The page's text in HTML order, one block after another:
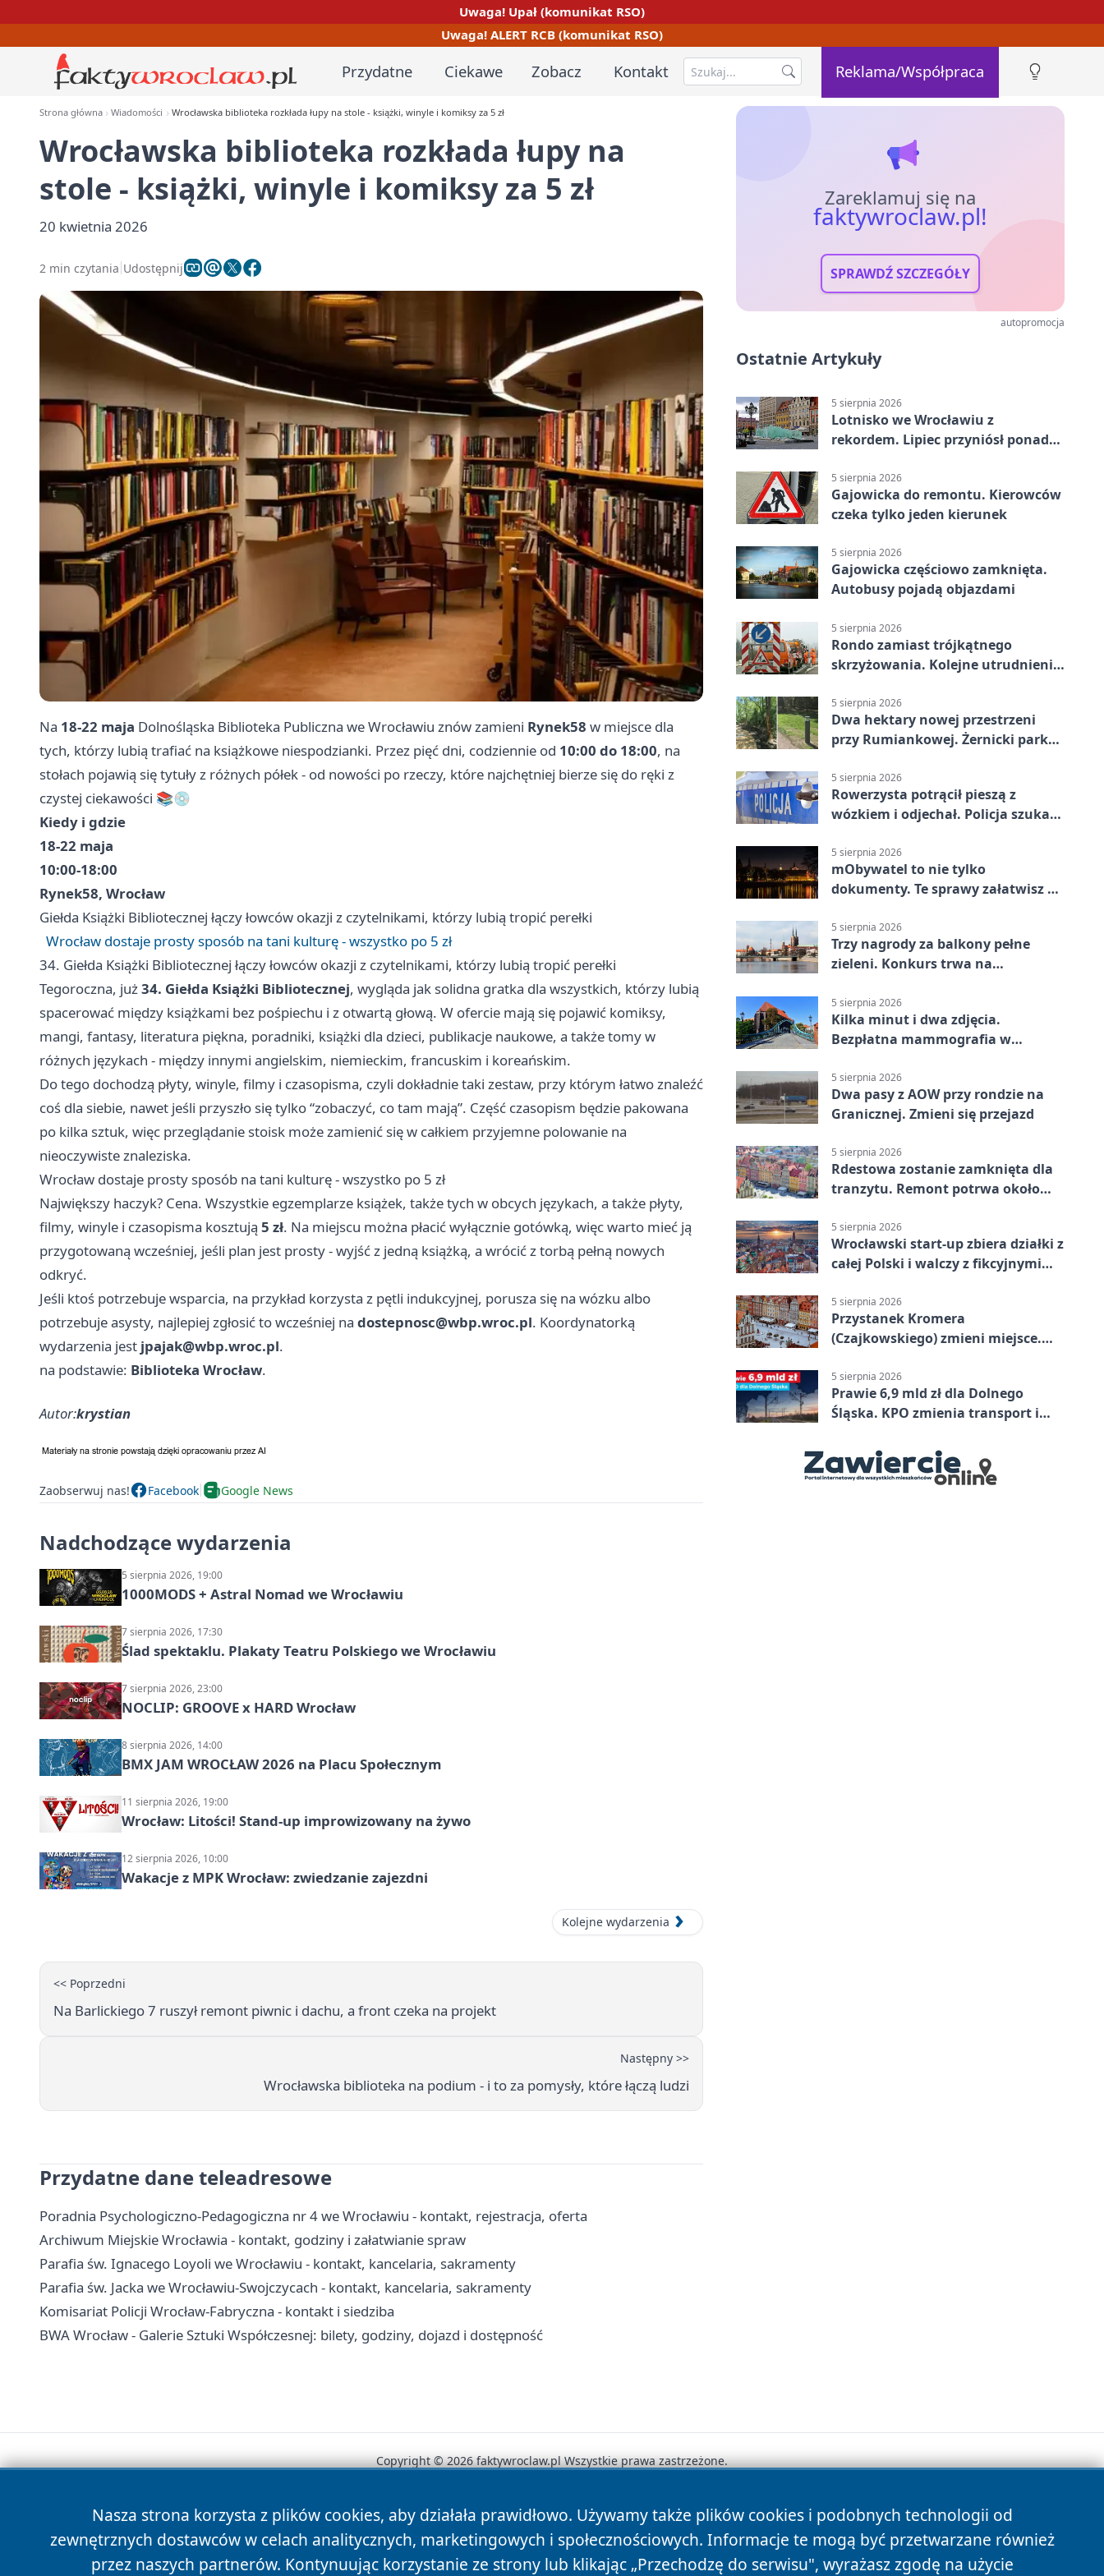
Uwaga! Upał (komunikat RSO)
Uwaga! ALERT RCB (komunikat RSO)
Przydatne Ciekawe Zobacz Kontakt Reklama/Współpraca
Strona główna Wiadomości Wrocławska biblioteka rozkłada łupy na stole - książki, winyle i komiksy za 5 zł
Wrocławska biblioteka rozkłada łupy na
stole - książki, winyle i komiksy za 5 zł
20 kwietnia 2026
2 min czytania Udostępnij
Na 18-22 maja Dolnośląska Biblioteka Publiczna we Wrocławiu znów zamieni Rynek58 w miejsce dla
tych, którzy lubią trafiać na książkowe niespodzianki. Przez pięć dni, codziennie od 10:00 do 18:00, na
stołach pojawią się tytuły z różnych półek - od nowości po rzeczy, które najchętniej bierze się do ręki z
czystej ciekawości 📚💿
Kiedy i gdzie
18-22 maja
10:00-18:00
Rynek58, Wrocław
Giełda Książki Bibliotecznej łączy łowców okazji z czytelnikami, którzy lubią tropić perełki
Wrocław dostaje prosty sposób na tani kulturę - wszystko po 5 zł
34. Giełda Książki Bibliotecznej łączy łowców okazji z czytelnikami, którzy lubią tropić perełki
Tegoroczna, już34. Giełda Książki Bibliotecznej, wygląda jak solidna gratka dla wszystkich, którzy lubią
spacerować między książkami bez pośpiechu i z otwartą głową. W ofercie mają się pojawić komiksy,
mangi, fantasy, literatura piękna, poradniki, książki dla dzieci, publikacje naukowe, a także tomy w
różnych językach - między innymi angielskim, niemieckim, francuskim i koreańskim.
Do tego dochodzą płyty, winyle, filmy i czasopisma, czyli dokładnie taki zestaw, przy którym łatwo znaleźć
coś dla siebie, nawet jeśli przyszło się tylko “zobaczyć, co tam mają”. Część czasopism będzie pakowana
po kilka sztuk, więc przeglądanie stoisk może zamienić się w całkiem przyjemne polowanie na
nieoczywiste znaleziska.
Wrocław dostaje prosty sposób na tani kulturę - wszystko po 5 zł
Największy haczyk? Cena. Wszystkie egzemplarze książek, także tych w obcych językach, a także płyty,
filmy, winyle i czasopisma kosztują 5 zł. Na miejscu można płacić wyłącznie gotówką, więc warto mieć ją
przygotowaną wcześniej, jeśli plan jest prosty - wyjść z jedną książką, a wrócić z torbą pełną nowych
odkryć.
Jeśli ktoś potrzebuje wsparcia, na przykład korzysta z pętli indukcyjnej, porusza się na wózku albo
potrzebuje asysty, najlepiej zgłosić to wcześniej na dostepnosc@wbp.wroc.pl. Koordynatorką
wydarzenia jest jpajak@wbp.wroc.pl.
na podstawie: Biblioteka Wrocław.
Autor:krystian
Zaobserwuj nas! Facebook Google News
Nadchodzące wydarzenia
5 sierpnia 2026, 19:00
1000MODS + Astral Nomad we Wrocławiu
7 sierpnia 2026, 17:30
Ślad spektaklu. Plakaty Teatru Polskiego we Wrocławiu
7 sierpnia 2026, 23:00
NOCLIP: GROOVE x HARD Wrocław
8 sierpnia 2026, 14:00
BMX JAM WROCŁAW 2026 na Placu Społecznym
11 sierpnia 2026, 19:00
Wrocław: Litości! Stand-up improwizowany na żywo
12 sierpnia 2026, 10:00
Wakacje z MPK Wrocław: zwiedzanie zajezdni
Kolejne wydarzenia
<< Poprzedni
Na Barlickiego 7 ruszył remont piwnic i dachu, a front czeka na projekt
Następny >>
Wrocławska biblioteka na podium - i to za pomysły, które łączą ludzi
Przydatne dane teleadresowe
Poradnia Psychologiczno-Pedagogiczna nr 4 we Wrocławiu - kontakt, rejestracja, oferta
Archiwum Miejskie Wrocławia - kontakt, godziny i załatwianie spraw
Parafia św. Ignacego Loyoli we Wrocławiu - kontakt, kancelaria, sakramenty
Parafia św. Jacka we Wrocławiu-Swojczycach - kontakt, kancelaria, sakramenty
Komisariat Policji Wrocław-Fabryczna - kontakt i siedziba
BWA Wrocław - Galerie Sztuki Współczesnej: bilety, godziny, dojazd i dostępność
Zareklamuj się na
faktywroclaw.pl!
SPRAWDŹ SZCZEGÓŁY
autopromocja
Ostatnie Artykuły
5 sierpnia 2026
Lotnisko we Wrocławiu z
rekordem. Lipiec przyniósł ponad
5 sierpnia 2026
Gajowicka do remontu. Kierowców
czeka tylko jeden kierunek
5 sierpnia 2026
Gajowicka częściowo zamknięta.
Autobusy pojadą objazdami
5 sierpnia 2026
Rondo zamiast trójkątnego
skrzyżowania. Kolejne utrudnienia
5 sierpnia 2026
Dwa hektary nowej przestrzeni
przy Rumiankowej. Żernicki park
5 sierpnia 2026
Rowerzysta potrącił pieszą z
wózkiem i odjechał. Policja szuka
5 sierpnia 2026
mObywatel to nie tylko
dokumenty. Te sprawy załatwisz w
5 sierpnia 2026
Trzy nagrody za balkony pełne
zieleni. Konkurs trwa na
5 sierpnia 2026
Kilka minut i dwa zdjęcia.
Bezpłatna mammografia w
5 sierpnia 2026
Dwa pasy z AOW przy rondzie na
Granicznej. Zmieni się przejazd
5 sierpnia 2026
Rdestowa zostanie zamknięta dla
tranzytu. Remont potrwa około
5 sierpnia 2026
Wrocławski start-up zbiera działki z
całej Polski i walczy z fikcyjnymi
5 sierpnia 2026
Przystanek Kromera
(Czajkowskiego) zmieni miejsce.
5 sierpnia 2026
Prawie 6,9 mld zł dla Dolnego
Śląska. KPO zmienia transport i
Nasza strona korzysta z plików cookies, aby działała prawidłowo. Używamy także plików cookies i podobnych technologii od
zewnętrznych dostawców w celach analitycznych, marketingowych i społecznościowych. Informacje te mogą być przetwarzane również
przez naszych partnerów. Kontynuując korzystanie ze strony lub klikając „Przechodzę do serwisu", wyrażasz zgodę na użycie
Copyright © 2026 faktywroclaw.pl Wszystkie prawa zastrzeżone.
News Autorzy Polityka Prywatności Polityka Cookies